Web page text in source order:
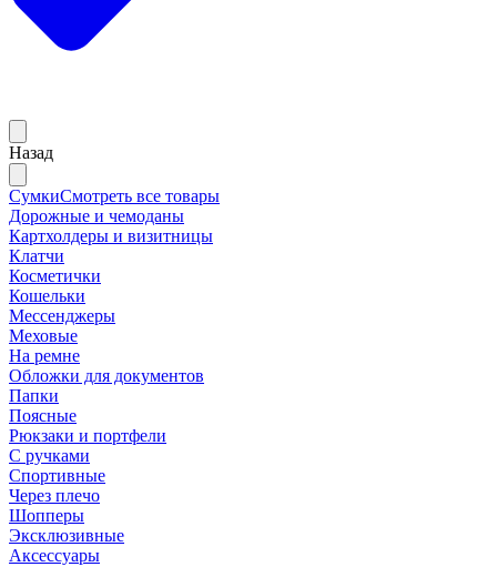
Назад
СумкиСмотреть все товары
Дорожные и чемоданы
Картхолдеры и визитницы
Клатчи
Косметички
Кошельки
Мессенджеры
Меховые
На ремне
Обложки для документов
Папки
Поясные
Рюкзаки и портфели
С ручками
Спортивные
Через плечо
Шопперы
Эксклюзивные
Аксессуары